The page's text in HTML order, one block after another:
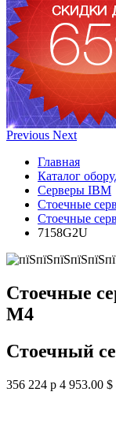
Previous Next
Главная
Каталог
Серверы IBM
Стоечные
Стоечные
7158G2U
Стоечные
M4
Стоечный
356 224 р 4 953.00 $